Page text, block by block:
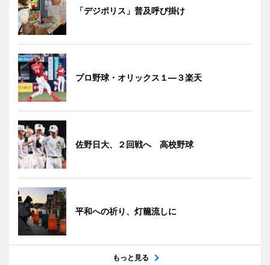
「デジポリス」普及呼び掛け
プロ野球・オリックス１―３楽天
佐野日大、２回戦へ 高校野球
平和への祈り、灯籠流しに
もっと見る